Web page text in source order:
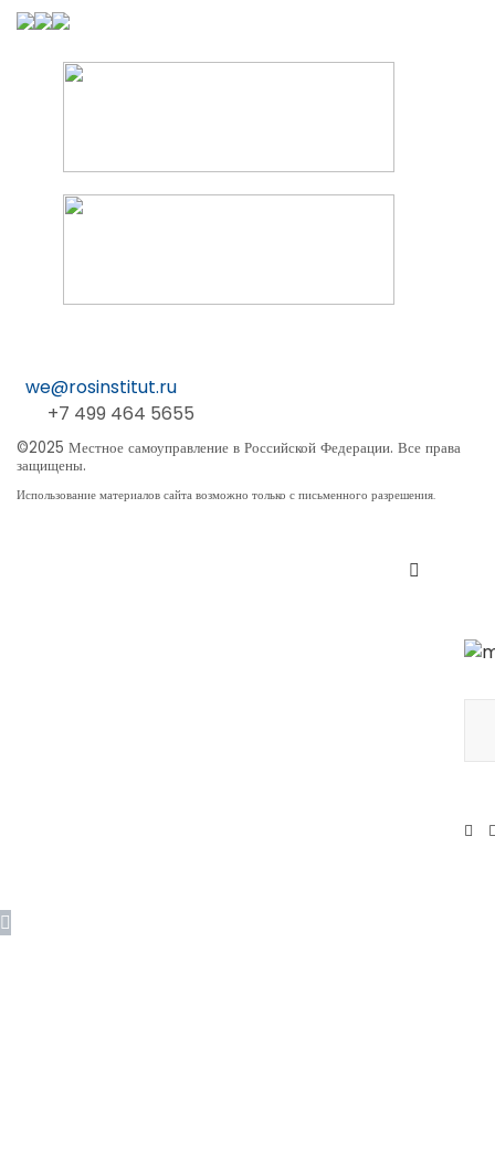
we@rosinstitut.ru
+7 499 464 5655
©2025 Местное самоуправление в Российской Федерации. Все права
защищены.
Использование материалов сайта возможно только с письменного разрешения.